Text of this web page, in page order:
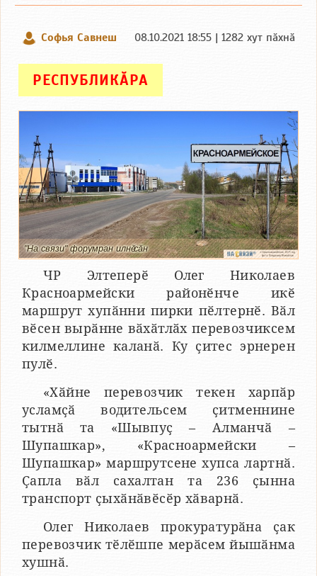
Софья Савнеш 08.10.2021 18:55 | 1282 хут пӑхнӑ
РЕСПУБЛИКӐРА
"На связи" форумран илнӗ сӑн
ЧР Элтеперӗ Олег Николаев
Красноармейски районӗнче икӗ
маршрут хупӑнни пирки пӗлтернӗ. Вӑл
вӗсен вырӑнне вӑхӑтлӑх перевозчиксем
килмеллине каланӑ. Ку ҫитес эрнерен
пулӗ.
«Хӑйне перевозчик текен харпӑр
усламҫӑ водительсем ҫитменнине
тытнӑ та «Шывпуҫ – Алманчӑ –
Шупашкар», «Красноармейски –
Шупашкар» маршрутсене хупса лартнӑ.
Ҫапла вӑл сахалтан та 236 ҫынна
транспорт ҫыхӑнӑвӗсӗр хӑварнӑ.
Олег Николаев прокуратурӑна ҫак
перевозчик тӗлӗшпе мерӑсем йышӑнма
хушнӑ.